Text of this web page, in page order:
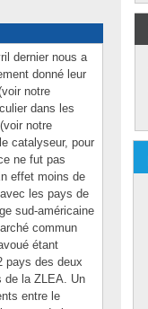
dernier nous a
donné leur
notre
dans les
notre
catalyseur, pour
ne fut pas
effet moins de
les pays de
sud-américaine
commun
étant
pays des deux
de la ZLEA. Un
entre le